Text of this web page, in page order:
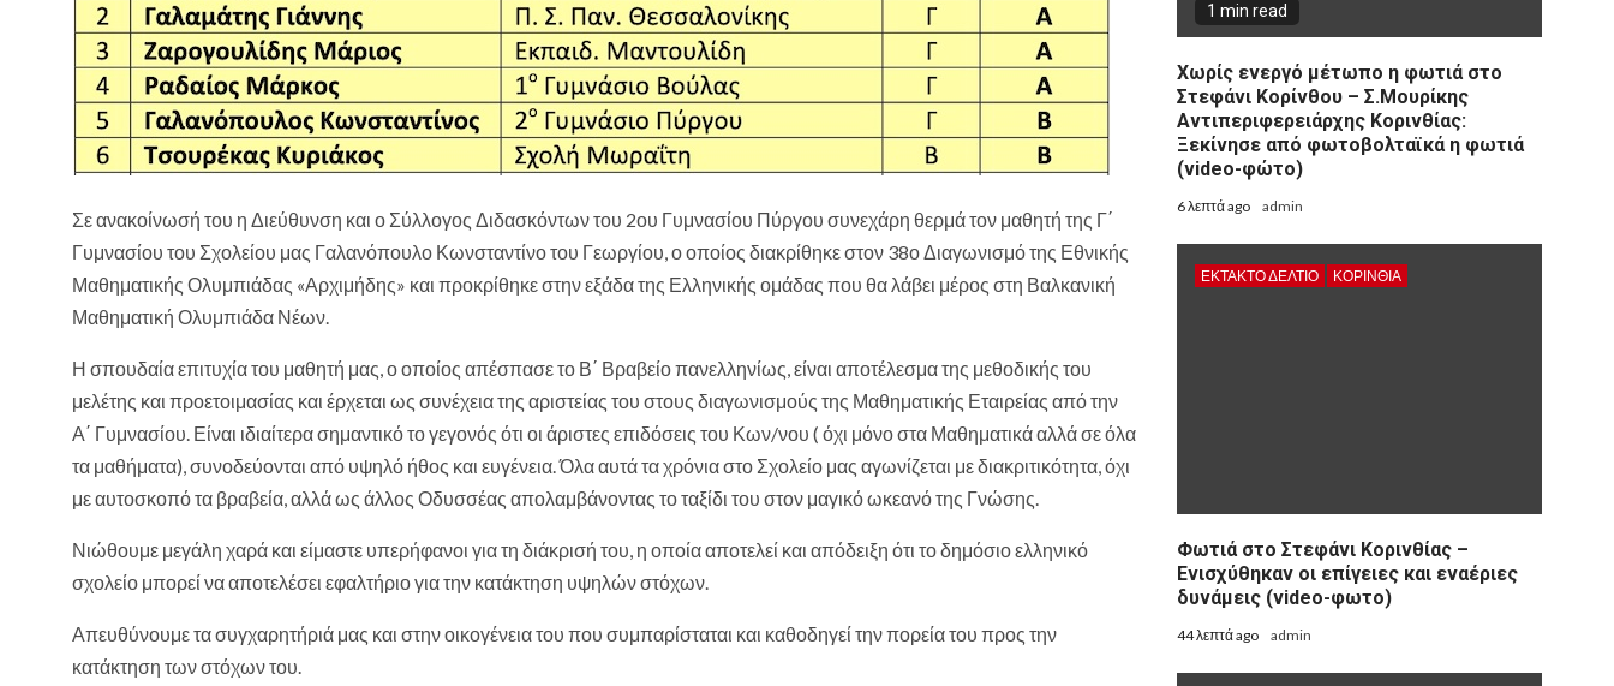
Σε ανακοίνωσή του η Διεύθυνση και ο Σύλλογος Διδασκόντων του 2ου Γυμνασίου Πύργου συνεχάρη θερμά τον μαθητή της Γ΄
Γυμνασίου του Σχολείου μας Γαλανόπουλο Κωνσταντίνο του Γεωργίου, ο οποίος διακρίθηκε στον 38ο Διαγωνισμό της Εθνικής
Μαθηματικής Ολυμπιάδας «Αρχιμήδης» και προκρίθηκε στην εξάδα της Ελληνικής ομάδας που θα λάβει μέρος στη Βαλκανική
Μαθηματική Ολυμπιάδα Νέων.
Η σπουδαία επιτυχία του μαθητή μας, ο οποίος απέσπασε το Β΄ Βραβείο πανελληνίως, είναι αποτέλεσμα της μεθοδικής του
μελέτης και προετοιμασίας και έρχεται ως συνέχεια της αριστείας του στους διαγωνισμούς της Μαθηματικής Εταιρείας από την
Α΄ Γυμνασίου. Είναι ιδιαίτερα σημαντικό το γεγονός ότι οι άριστες επιδόσεις του Κων/νου ( όχι μόνο στα Μαθηματικά αλλά σε όλα
τα μαθήματα), συνοδεύονται από υψηλό ήθος και ευγένεια. Όλα αυτά τα χρόνια στο Σχολείο μας αγωνίζεται με διακριτικότητα, όχι
με αυτοσκοπό τα βραβεία, αλλά ως άλλος Οδυσσέας απολαμβάνοντας το ταξίδι του στον μαγικό ωκεανό της Γνώσης.
Νιώθουμε μεγάλη χαρά και είμαστε υπερήφανοι για τη διάκρισή του, η οποία αποτελεί και απόδειξη ότι το δημόσιο ελληνικό
σχολείο μπορεί να αποτελέσει εφαλτήριο για την κατάκτηση υψηλών στόχων.
Απευθύνουμε τα συγχαρητήριά μας και στην οικογένεια του που συμπαρίσταται και καθοδηγεί την πορεία του προς την
κατάκτηση των στόχων του.
1 min read
Χωρίς ενεργό μέτωπο η φωτιά στο
Στεφάνι Κορίνθου – Σ.Μουρίκης
Αντιπεριφερειάρχης Κορινθίας:
Ξεκίνησε από φωτοβολταϊκά η φωτιά
(video-φώτο)
6 λεπτά ago admin
ΕΚΤΑΚΤΟ ΔΕΛΤΙΟ ΚΟΡΙΝΘΊΑ
Φωτιά στο Στεφάνι Κορινθίας –
Ενισχύθηκαν οι επίγειες και εναέριες
δυνάμεις (video-φωτο)
44 λεπτά ago admin